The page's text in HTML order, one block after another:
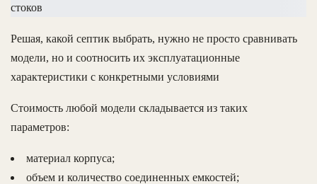
Решая, какой септик выбрать, нужно не просто сравнивать
модели, но и соотносить их эксплуатационные
характеристики с конкретными условиями
Стоимость любой модели складывается из таких
параметров:
материал корпуса;
объем и количество соединенных емкостей;